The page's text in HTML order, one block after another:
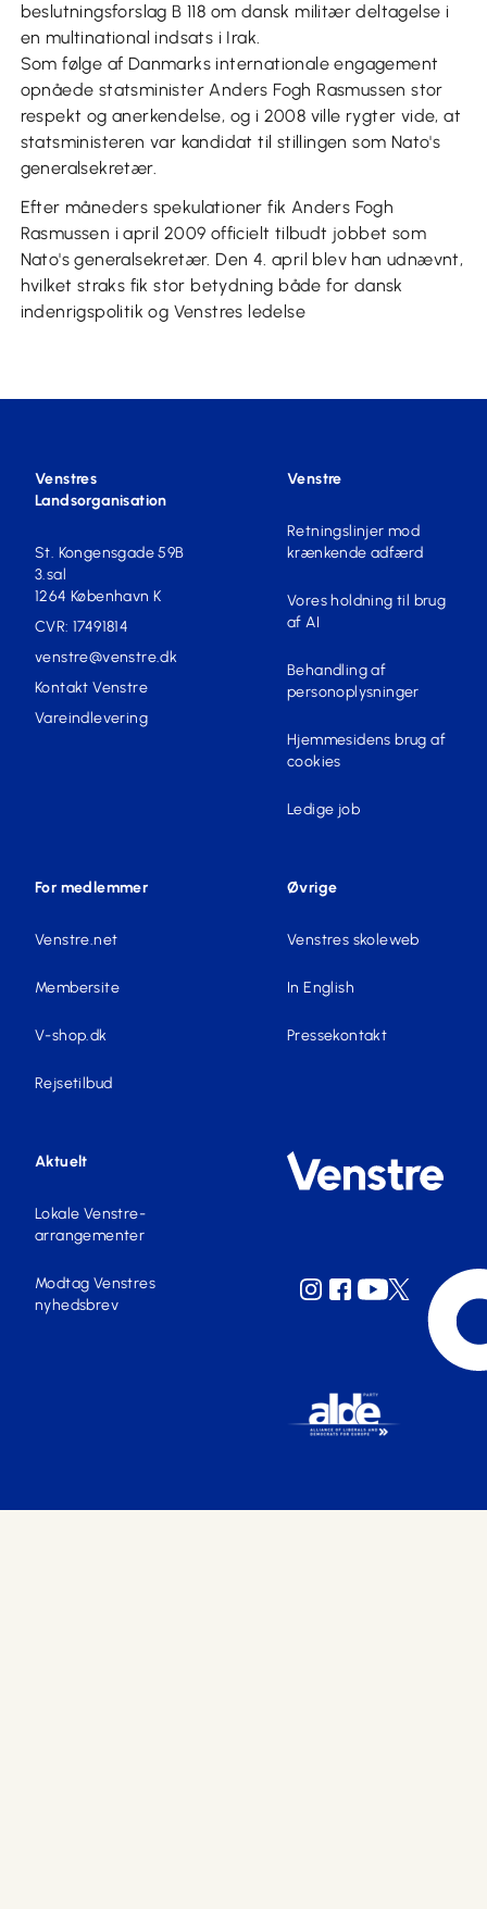
beslutningsforslag B 118 om dansk militær deltagelse i
en multinational indsats i Irak.
Som følge af Danmarks internationale engagement
opnåede statsminister Anders Fogh Rasmussen stor
respekt og anerkendelse, og i 2008 ville rygter vide, at
statsministeren var kandidat til stillingen som Nato's
generalsekretær.
Efter måneders spekulationer fik Anders Fogh
Rasmussen i april 2009 officielt tilbudt jobbet som
Nato's generalsekretær. Den 4. april blev han udnævnt,
hvilket straks fik stor betydning både for dansk
indenrigspolitik og Venstres ledelse
Venstres
Landsorganisation
St. Kongensgade 59B
3.sal
1264 København K
CVR: 17491814
venstre@venstre.dk
Kontakt Venstre
Vareindlevering
Venstre
Retningslinjer mod
krænkende adfærd
Vores holdning til brug
af AI
Behandling af
personoplysninger
Hjemmesidens brug af
cookies
Ledige job
For medlemmer
Venstre.net
Membersite
V-shop.dk
Rejsetilbud
Øvrige
Venstres skoleweb
In English
Pressekontakt
Aktuelt
Lokale Venstre-
arrangementer
Modtag Venstres
nyhedsbrev